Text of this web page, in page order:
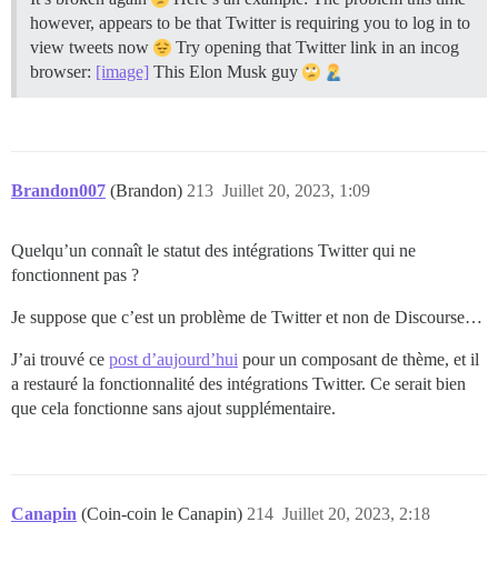
however, appears to be that Twitter is requiring you to log in to
view tweets now
Try opening that Twitter link in an incog
browser: [image] This Elon Musk guy
Brandon007 (Brandon) Juillet 20, 2023, 1:09
213
Quelqu’un connaît le statut des intégrations Twitter qui ne
fonctionnent pas ?
Je suppose que c’est un problème de Twitter et non de Discourse…
J’ai trouvé ce post d’aujourd’hui pour un composant de thème, et il
a restauré la fonctionnalité des intégrations Twitter. Ce serait bien
que cela fonctionne sans ajout supplémentaire.
Canapin (Coin-coin le Canapin) Juillet 20, 2023, 2:18
214